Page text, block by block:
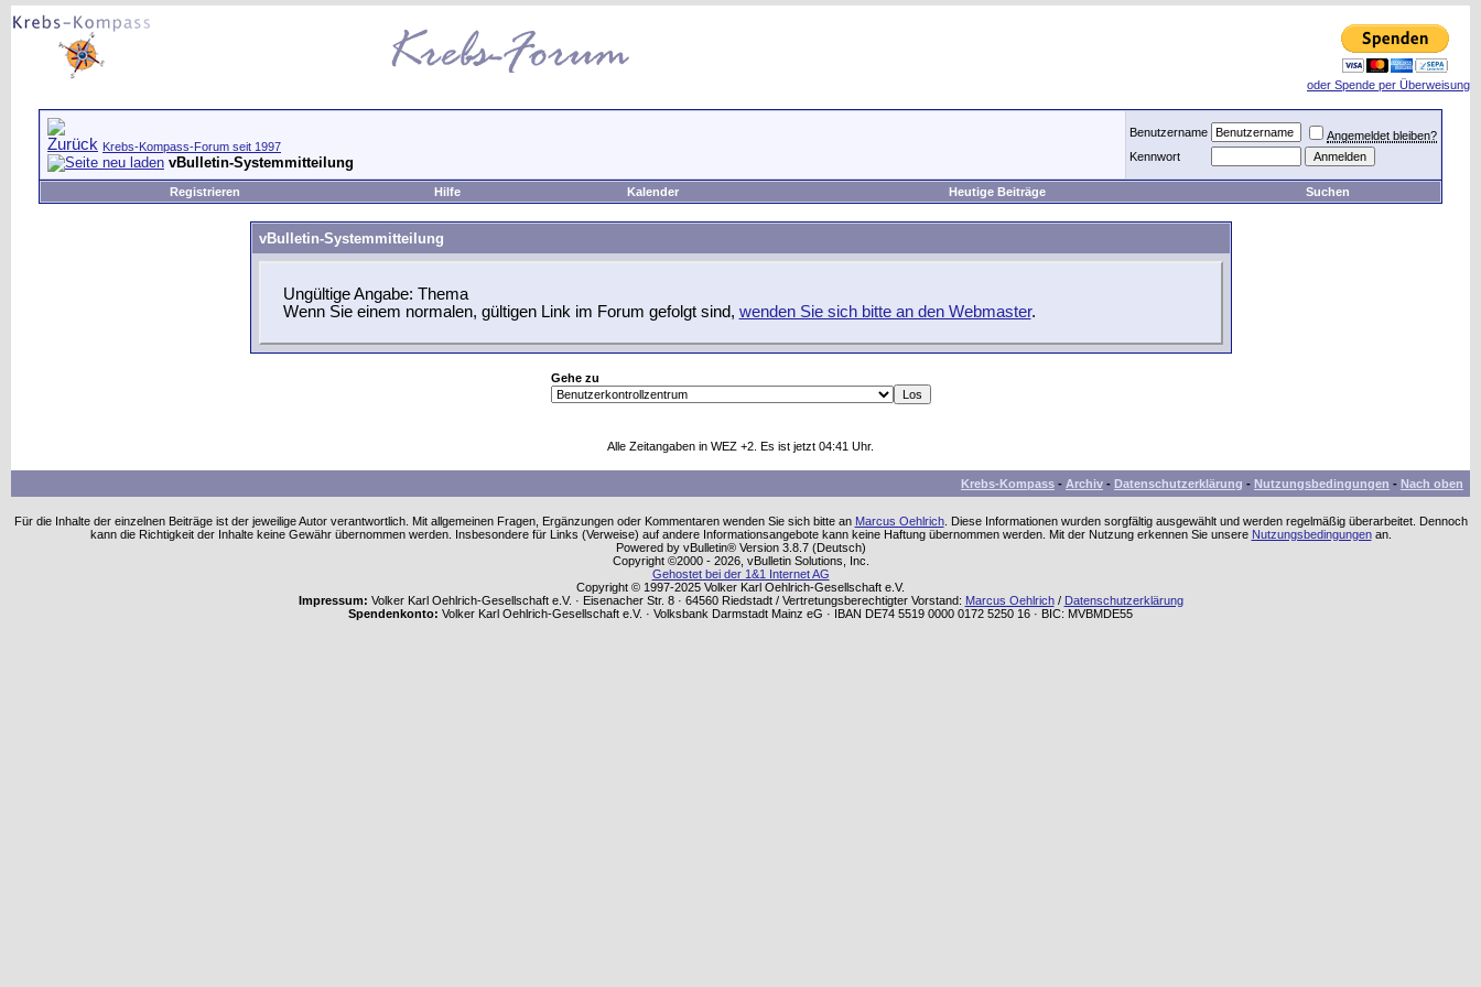
oder Spende per Überweisung
Krebs-Kompass-Forum seit 1997
vBulletin-Systemmitteilung
Benutzername
Angemeldet bleiben?
Kennwort
Registrieren Hilfe Kalender Heutige Beiträge Suchen
vBulletin-Systemmitteilung
Ungültige Angabe: Thema
Wenn Sie einem normalen, gültigen Link im Forum gefolgt sind, wenden Sie sich bitte an den Webmaster.
Gehe zu
Alle Zeitangaben in WEZ +2. Es ist jetzt 04:41 Uhr.
Krebs-Kompass - Archiv - Datenschutzerklärung - Nutzungsbedingungen - Nach oben
Für die Inhalte der einzelnen Beiträge ist der jeweilige Autor verantwortlich. Mit allgemeinen Fragen, Ergänzungen oder Kommentaren wenden Sie sich bitte an Marcus Oehlrich. Diese Informationen wurden sorgfältig ausgewählt und werden regelmäßig überarbeitet. Dennoch
kann die Richtigkeit der Inhalte keine Gewähr übernommen werden. Insbesondere für Links (Verweise) auf andere Informationsangebote kann keine Haftung übernommen werden. Mit der Nutzung erkennen Sie unsere Nutzungsbedingungenan.
Powered by vBulletin® Version 3.8.7 (Deutsch)
Copyright ©2000 - 2026, vBulletin Solutions, Inc.
Gehostet bei der 1&1 Internet AG
Copyright © 1997-2025 Volker Karl Oehlrich-Gesellschaft e.V.
Impressum: Volker Karl Oehlrich-Gesellschaft e.V. · Eisenacher Str. 8 · 64560 Riedstadt / Vertretungsberechtigter Vorstand: Marcus Oehlrich/ Datenschutzerklärung
Spendenkonto: Volker Karl Oehlrich-Gesellschaft e.V. · Volksbank Darmstadt Mainz eG · IBAN DE74 5519 0000 0172 5250 16 · BIC: MVBMDE55